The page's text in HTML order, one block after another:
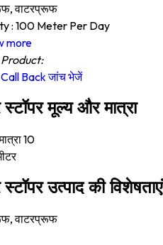
वाटरप्रूफ
:100 Meter Per Day
more
Backजांच भेजें
स्टॉपर मूल्य और मात्रा
10
उत्पाद की विशेषताएं
वाटरप्रूफ